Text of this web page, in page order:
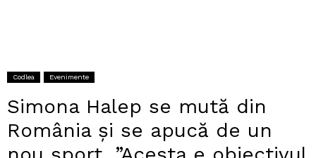
Codlea Evenimente
Simona Halep se mută din
România și se apucă de un